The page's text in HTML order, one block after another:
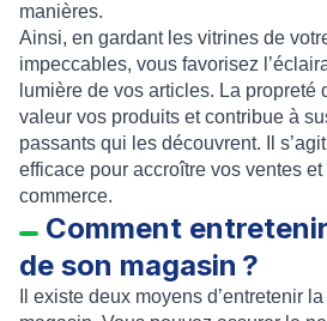
manières.
Ainsi, en gardant les vitrines de
impeccables, vous favorisez
lumière de vos articles. La propreté
valeur vos produits et contribue à
passants qui les découvrent. Il
efficace pour accroître vos ventes
commerce.
Comment
de son magasin ?
Il existe deux moyens d’entretenir